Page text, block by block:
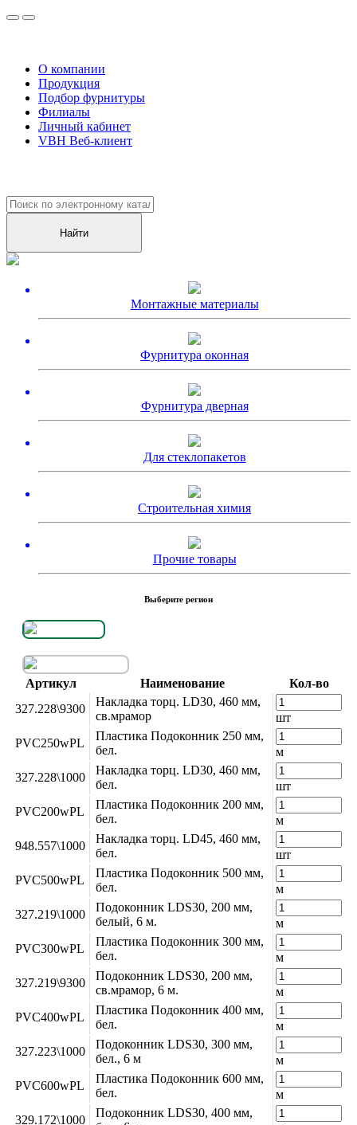
О компании
Продукция
Подбор фурнитуры
Филиалы
Личный кабинет
VBH Веб-клиент
Монтажные материалы
Фурнитура оконная
Фурнитура дверная
Для стеклопакетов
Строительная химия
Прочие товары
Выберите регион
Артикул Наименование
Кол-во
327.228\9300
Накладка торц. LD30, 460 мм,
cв.мрамор
шт
PVC250wPL
Пластика Подоконник 250 мм,
бел.
м
327.228\1000
Накладка торц. LD30, 460 мм,
бел.
шт
PVC200wPL
Пластика Подоконник 200 мм,
бел.
м
948.557\1000
Накладка торц. LD45, 460 мм,
бел.
шт
PVC500wPL
Пластика Подоконник 500 мм,
бел.
м
327.219\1000
Подоконник LDS30, 200 мм,
белый, 6 м.
м
PVC300wPL
Пластика Подоконник 300 мм,
бел.
м
327.219\9300
Подоконник LDS30, 200 мм,
св.мрамор, 6 м.
м
PVC400wPL
Пластика Подоконник 400 мм,
бел.
м
327.223\1000
Подоконник LDS30, 300 мм,
бел., 6 м
м
PVC600wPL
Пластика Подоконник 600 мм,
бел.
м
329.172\1000
Подоконник LDS30, 400 мм,